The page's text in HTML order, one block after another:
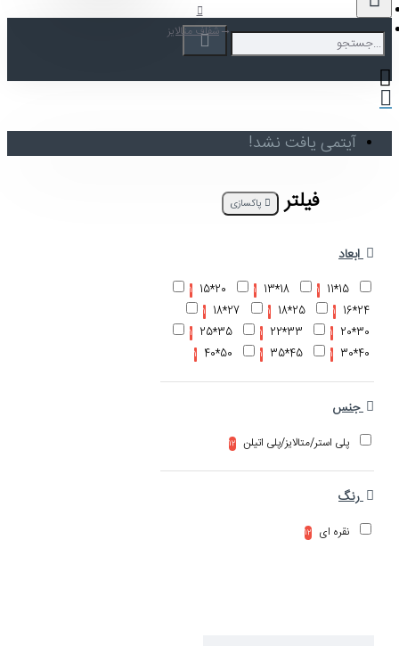
آیتمی یافت نشد!
شفاف متالایز
فیلتر پاکسازی
ابعاد
15*11
1
18*13
1
20*15
1
1
25*18
1
27*18
1
1
33*22
1
35*25
1
1
45*35
1
50*40
1
جنس
پلی استر/متالایز/پلی اتیلن 12
رنگ
نقره ای 12